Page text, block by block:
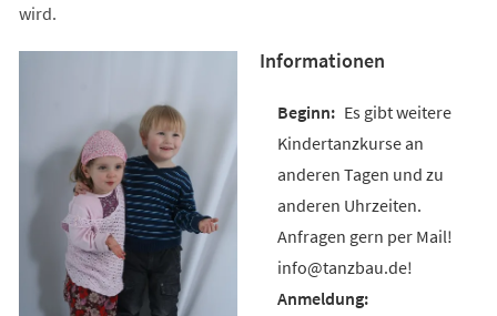
wird.
Informationen
Es gibt weitere
Kindertanzkurse an
anderen Tagen und zu
anderen Uhrzeiten.
Anfragen gern per Mail!
info@tanzbau.de!